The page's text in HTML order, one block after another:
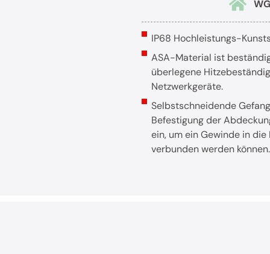
IP68 Hochleistungs-
ASA-Material ist
überlegene
Netzwerkgeräte.
Selbstschneidende
Befestigung der
ein, um ein Gewinde in
verbunden werden können.